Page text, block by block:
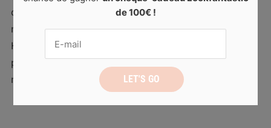
colorés ! Contrairement à beaucoup de bassins
naturels qui ont une couleur turquoise, le Nanda Blue
Hole est d’un bleu électrique surprenant. Autour de la
piscine, tu trouveras un bar et une aire de pique-
nique.
de 100€ !